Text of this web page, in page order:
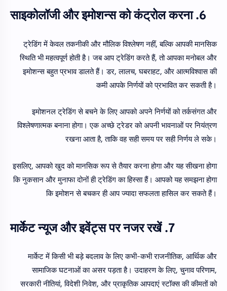
6. साइकोलॉजी और इमोशन्स को कंट्रोल करना
ट्रेडिंग में केवल तकनीकी और मौलिक विश्लेषण नहीं, बल्कि आपकी मानसिक
स्थिति भी महत्वपूर्ण होती है। जब आप ट्रेडिंग करते हैं, तो आपका मनोबल और
इमोशन्स बहुत प्रभाव डालते हैं। डर, लालच, घबराहट, और आत्मविश्वास की
कमी आपके निर्णयों को प्रभावित कर सकती है।
इमोशनल ट्रेडिंग से बचने के लिए आपको अपने निर्णयों को तर्कसंगत और
विश्लेषणात्मक बनाना होगा। एक अच्छे ट्रेडर को अपनी भावनाओं पर नियंत्रण
रखना आता है, ताकि वह सही समय पर सही निर्णय ले सके।
इसलिए, आपको खुद को मानसिक रूप से तैयार करना होगा और यह सीखना होगा
कि नुकसान और मुनाफा दोनों ही ट्रेडिंग का हिस्सा हैं। आपको यह समझना होगा
कि इमोशन से बचकर ही आप ज्यादा सफलता हासिल कर सकते हैं।
7. मार्केट न्यूज और इवेंट्स पर नजर रखें
मार्केट में किसी भी बड़े बदलाव के लिए कभी-कभी राजनीतिक, आर्थिक और
सामाजिक घटनाओं का असर पड़ता है। उदाहरण के लिए, चुनाव परिणाम,
सरकारी नीतियां, विदेशी निवेश, और प्राकृतिक आपदाएं स्टॉक्स की कीमतों को